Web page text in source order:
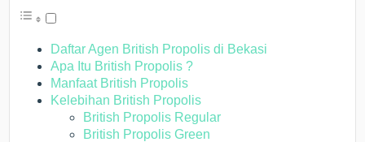
Daftar Agen British Propolis di Bekasi
Apa Itu British Propolis ?
Manfaat British Propolis
Kelebihan British Propolis
British Propolis Regular
British Propolis Green